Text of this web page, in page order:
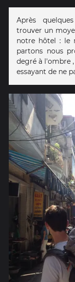
Après
trouver un
notre hôtel : le
partons nous
degré à l'ombre
essayant de ne